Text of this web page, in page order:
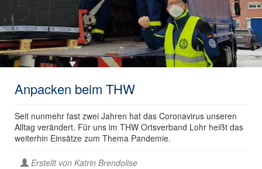
Anpacken beim THW
Seit nunmehr fast zwei Jahren hat das Coronavirus unseren
Alltag verändert. Für uns im THW Ortsverband Lohr heißt das
weiterhin Einsätze zum Thema Pandemie.
Erstellt von Katrin Brendolise